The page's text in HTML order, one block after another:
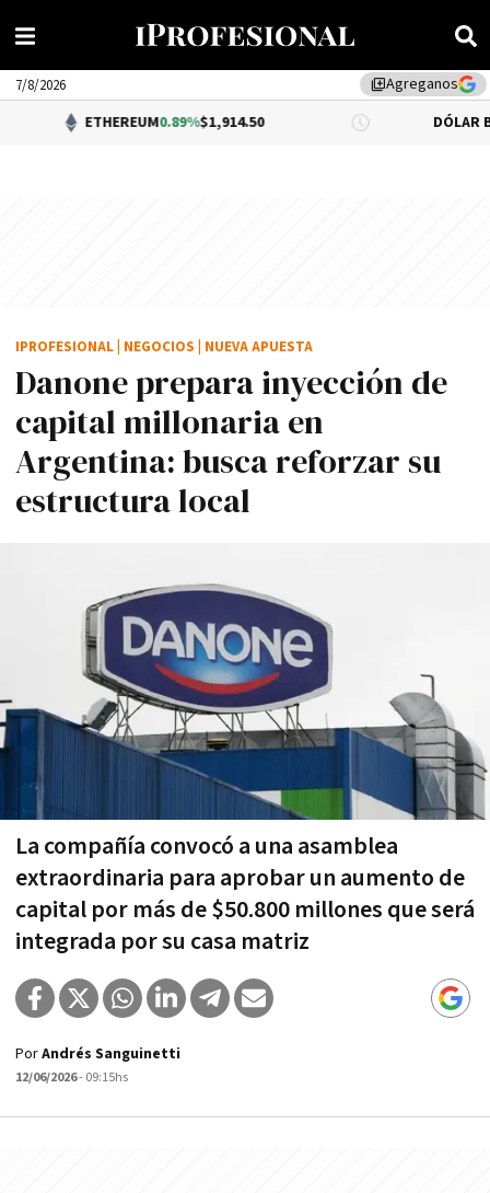
library_addAgreganos
7/8/2026
0.89%$1,914.50 DÓLAR BNA 0.34%
Danone prepara inyección de
capital millonaria en
Argentina: busca reforzar su
estructura local
La compañía convocó a una asamblea
extraordinaria para aprobar un aumento de
capital por más de $50.800 millones que será
integrada por su casa matriz
IPROFESIONAL NEGOCIOS NUEVA APUESTA
PorAndrés Sanguinetti
12/06/2026- 09:15hs